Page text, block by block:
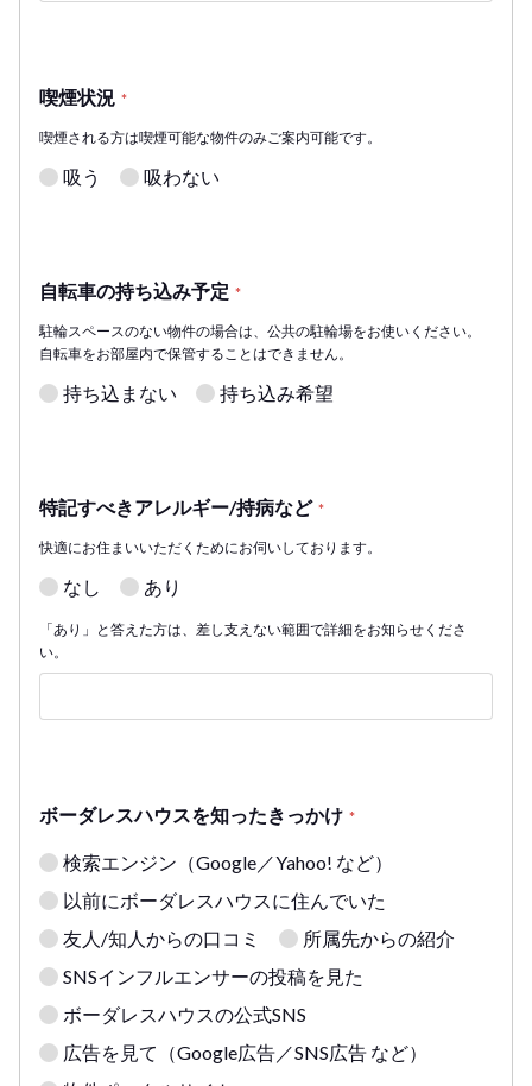
喫煙状況 *
喫煙される方は喫煙可能な物件のみご案内可能です。
吸う 吸わない
自転車の持ち込み予定 *
駐輪スペースのない物件の場合は、公共の駐輪場をお使いください。
自転車をお部屋内で保管することはできません。
持ち込まない 持ち込み希望
特記すべきアレルギー/持病など *
快適にお住まいいただくためにお伺いしております。
なし あり
「あり」と答えた方は、差し支えない範囲で詳細をお知らせくださ
い。
ボーダレスハウスを知ったきっかけ *
検索エンジン（Google／Yahoo! など）
以前にボーダレスハウスに住んでいた
友人/知人からの口コミ
所属先からの紹介
SNSインフルエンサーの投稿を見た
ボーダレスハウスの公式SNS
広告を見て（Google広告／SNS広告 など）